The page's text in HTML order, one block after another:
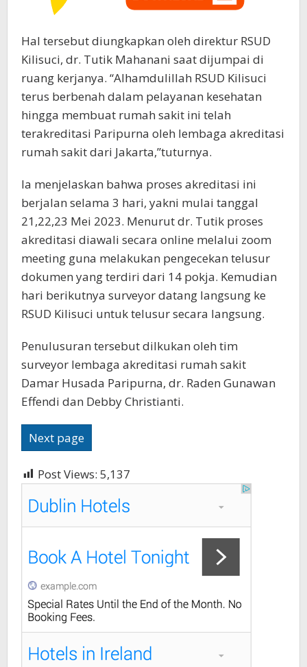
Hal tersebut diungkapkan oleh direktur RSUD
Kilisuci, dr. Tutik Mahanani saat dijumpai di
ruang kerjanya. “Alhamdulillah RSUD Kilisuci
terus berbenah dalam pelayanan kesehatan
hingga membuat rumah sakit ini telah
terakreditasi Paripurna oleh lembaga akreditasi
rumah sakit dari Jakarta,”tuturnya.
Ia menjelaskan bahwa proses akreditasi ini
berjalan selama 3 hari, yakni mulai tanggal
21,22,23 Mei 2023. Menurut dr. Tutik proses
akreditasi diawali secara online melalui zoom
meeting guna melakukan pengecekan telusur
dokumen yang terdiri dari 14 pokja. Kemudian
hari berikutnya surveyor datang langsung ke
RSUD Kilisuci untuk telusur secara langsung.
Penulusuran tersebut dilkukan oleh tim
surveyor lembaga akreditasi rumah sakit
Damar Husada Paripurna, dr. Raden Gunawan
Effendi dan Debby Christianti.
Next page
Post Views: 5,137